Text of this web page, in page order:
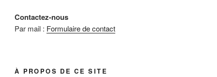
Contactez-nous
Par mail : Formulaire de contact
À PROPOS DE CE SITE